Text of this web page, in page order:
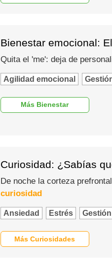
Bienestar emocional:
Quita el 'me': deja de
Agilidad emocional
Más Bienestar
Curiosidad: ¿Sabías
De noche la corteza
curiosidad
Ansiedad Estrés
Más Curiosidades